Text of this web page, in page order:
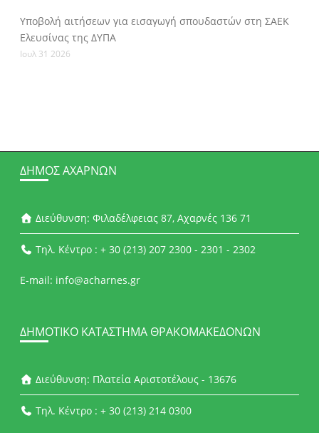
Υποβολή αιτήσεων για εισαγωγή σπουδαστών στη ΣΑΕΚ
Ελευσίνας της ΔΥΠΑ
Ιουλ 31 2026
ΔΉΜΟΣ ΑΧΑΡΝΏΝ
Διεύθυνση: Φιλαδέλφειας 87, Αχαρνές 136 71
Τηλ. Κέντρο : + 30 (213) 207 2300 - 2301 - 2302
E-mail: info@acharnes.gr
ΔΗΜΟΤΙΚΌ ΚΑΤΆΣΤΗΜΑ ΘΡΑΚΟΜΑΚΕΔΌΝΩΝ
Διεύθυνση: Πλατεία Αριστοτέλους - 13676
Τηλ. Κέντρο : + 30 (213) 214 0300